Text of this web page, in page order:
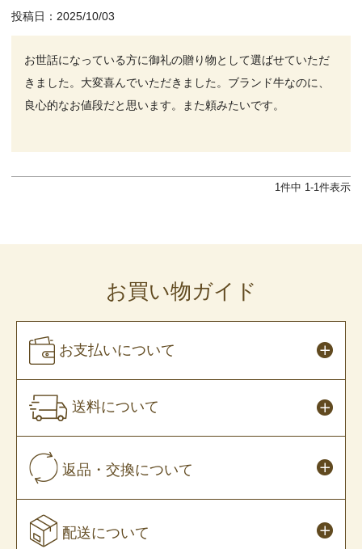
投稿日 2025/10/03
お世話になっている方に御礼の贈り物として選ばせていただ
きました。大変喜んでいただきました。ブランド牛なのに、
良心的なお値段だと思います。また頼みたいです。
1件中 1-1件表示
お買い物ガイド
お支払いについて
送料について
返品・交換について
配送について